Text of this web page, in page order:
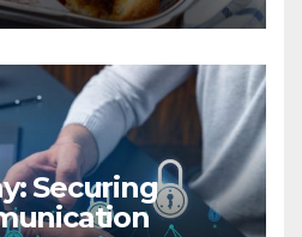
Securing